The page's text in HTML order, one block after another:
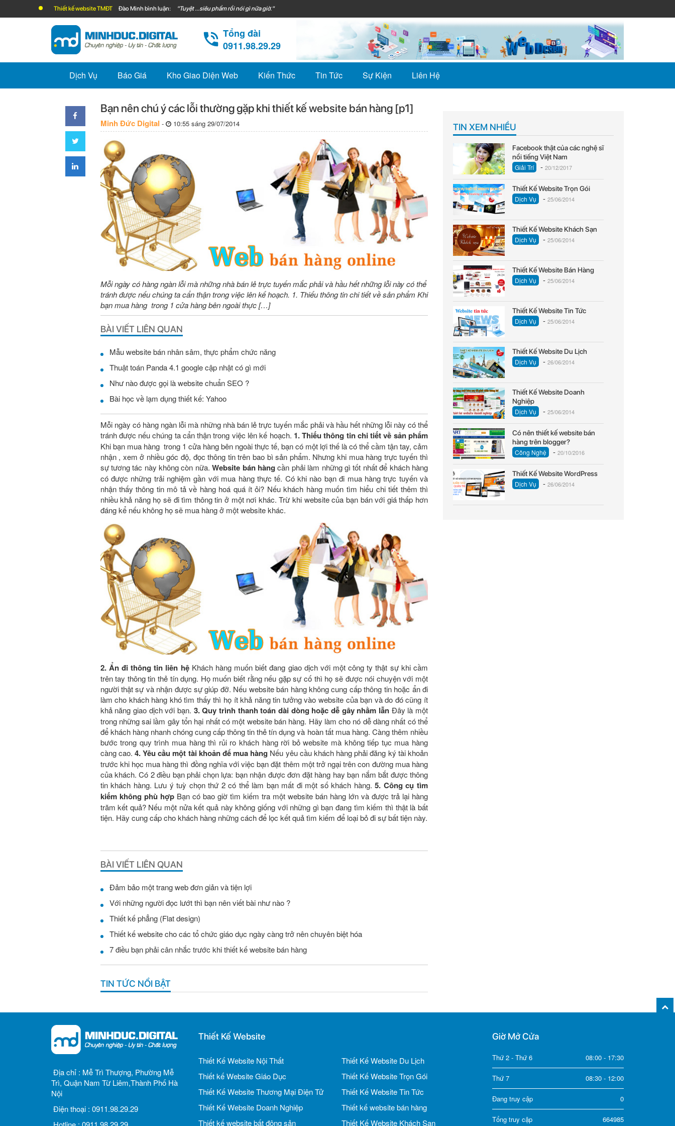
Thiết kế website TMĐT Đào Minh bình luận: "Tuyệt ...siêu phẩm rồi nói gì nữa giờ."
Tổng đài
0911.98.29.29
Dịch Vụ Báo Giá Kho Giao Diện Web Kiến Thức Tin Tức Sự Kiện Liên Hệ
Bạn nên chú ý các lỗi thường gặp khi thiết kế website bán hàng [p1]
Minh Đức Digital - 10:55 sáng 29/07/2014
Mỗi ngày có hàng ngàn lỗi mà những nhà bán lẻ trực tuyến mắc phải và hầu hết những lỗi này có thể
tránh được nếu chúng ta cẩn thận trong việc lên kế hoạch. 1. Thiếu thông tin chi tiết về sản phẩm Khi
bạn mua hàng trong 1 cửa hàng bên ngoài thực […]
BÀI VIẾT LIÊN QUAN
Mẫu website bán nhân sâm, thực phẩm chức năng
Thuật toán Panda 4.1 google cập nhật có gì mới
Như nào được gọi là website chuẩn SEO ?
Bài học về lạm dụng thiết kế: Yahoo
Mỗi ngày có hàng ngàn lỗi mà những nhà bán lẻ trực tuyến mắc phải và hầu hết những lỗi này có thể
tránh được nếu chúng ta cẩn thận trong việc lên kế hoạch. 1. Thiếu thông tin chi tiết về sản phẩm
Khi bạn mua hàng trong 1 cửa hàng bên ngoài thực tế, bạn có một lợi thế là có thể cầm tận tay, cảm
nhận , xem ở nhiều góc độ, đọc thông tin trên bao bì sản phẩm. Nhưng khi mua hàng trực tuyến thì
sự tương tác này không còn nữa.Website bán hàng cần phải làm những gì tốt nhất để khách hàng
có được những trải nghiệm gần với mua hàng thực tế. Có khi nào bạn đi mua hàng trực tuyến và
nhận thấy thông tin mô tả về hàng hoá quá ít ỏi? Nếu khách hàng muốn tìm hiểu chi tiết thêm thì
nhiều khả năng họ sẽ đi tìm thông tin ở một nơi khác. Trừ khi website của bạn bán với giá thấp hơn
đáng kể nếu không họ sẽ mua hàng ở một website khác.
2. Ẩn đi thông tin liên hệKhách hàng muốn biết đang giao dịch với một công ty thật sự khi cầm
trên tay thông tin thẻ tín dụng. Họ muốn biết rằng nếu gặp sự cố thì họ sẽ được nói chuyện với một
người thật sự và nhận được sự giúp đỡ. Nếu website bán hàngkhông cung cấp thông tin hoặc ẩn đi
làm cho khách hàng khó tìm thấy thì họ ít khả năng tin tưởng vào website của bạn và do đó cũng ít
khả năng giao dịch với bạn. 3. Quy trình thanh toán dài dòng hoặc dễ gây nhầm lẫn Đây là một
trong những sai lầm gây tổn hại nhất có một website bán hàng. Hãy làm cho nó dễ dàng nhất có thể
để khách hàng nhanh chóng cung cấp thông tin thẻ tín dụng và hoàn tất mua hàng. Càng thêm nhiều
bước trong quy trình mua hàng thì rủi ro khách hàng rời bỏ website mà không tiếp tục mua hàng
càng cao. 4. Yêu cầu một tài khoản để mua hàng Nếu yêu cầu khách hàng phải đăng ký tài khoản
trước khi học mua hàng thì đồng nghĩa với việc bạn đặt thêm một trở ngại trên con đường mua hàng
của khách. Có 2 điều bạn phải chọn lựa: bạn nhận được đơn đặt hàng hay bạn nắm bắt được thông
tin khách hàng. Lưu ý tuỳ chọn thứ 2 có thể làm bạn mất đi một số khách hàng.5. Công cụ tìm
kiếm không phù hợpBạn có bao giờ tìm kiếm tra một website bán hàng lớn và được trả lại hàng
trăm kết quả? Nếu một nửa kết quả này không giống với những gì bạn đang tìm kiếm thì thật là bất
tiện. Hãy cung cấp cho khách hàng những cách để lọc kết quả tìm kiếm để loại bỏ đi sự bất tiện này.
BÀI VIẾT LIÊN QUAN
Đảm bảo một trang web đơn giản và tiện lợi
Với những người đọc lướt thì bạn nên viết bài như nào ?
Thiết kế phẳng (Flat design)
Thiết kế website cho các tổ chức giáo dục ngày càng trở nên chuyên biệt hóa
7 điều bạn phải cân nhắc trước khi thiết kế website bán hàng
TIN TỨC NỔI BẬT
TIN XEM NHIỀU
Facebook thật của các nghệ sĩ
nổi tiếng Việt Nam
Giải Trí - 20/12/2017
Thiết Kế Website Trọn Gói
Dịch Vụ - 25/06/2014
Thiết Kế Website Khách Sạn
Dịch Vụ - 25/06/2014
Thiết Kế Website Bán Hàng
Dịch Vụ - 25/06/2014
Thiết Kế Website Tin Tức
Dịch Vụ - 25/06/2014
Thiết Kế Website Du Lịch
Dịch Vụ - 26/06/2014
Thiết Kế Website Doanh
Nghiệp
Dịch Vụ - 25/06/2014
Có nên thiết kế website bán
hàng trên blogger?
Công Nghệ - 20/10/2016
Thiết Kế Website WordPress
Dịch Vụ - 26/06/2014
Địa chỉ : Mễ Trì Thượng, Phường Mễ
Trì, Quận Nam Từ Liêm,Thành Phố Hà
Nội
Điện thoại : 0911.98.29.29
Thiết Kế Website
Thiết Kế Website Nội Thất
Thiết kế Website Giáo Dục
Thiết Kế Website Thương Mại Điện Tử
Thiết Kế Website Doanh Nghiệp
Thiết kế website bất động sản
Thiết Kế Website Du Lịch
Thiết Kế Website Trọn Gói
Thiết Kế Website Tin Tức
Thiết kế website bán hàng
Thiết Kế Website Khách Sạn
Giờ Mở Cửa
Thứ 2 - Thứ 6 08:00 - 17:30
Thứ 7 08:30 - 12:00
Đang truy cập 0
Tổng truy cập 664985